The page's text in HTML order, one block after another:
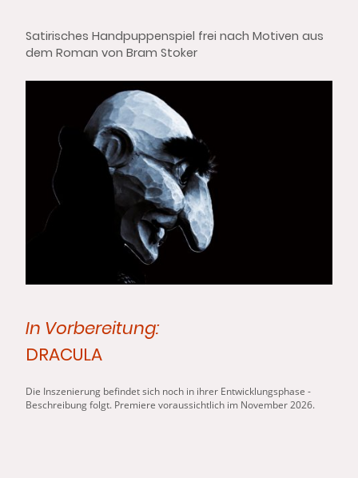
Satirisches Handpuppenspiel frei nach Motiven aus
dem Roman von Bram Stoker
In Vorbereitung:
DRACULA
Die Inszenierung befindet sich noch in ihrer Entwicklungsphase -
Beschreibung folgt. Premiere voraussichtlich im November 2026.